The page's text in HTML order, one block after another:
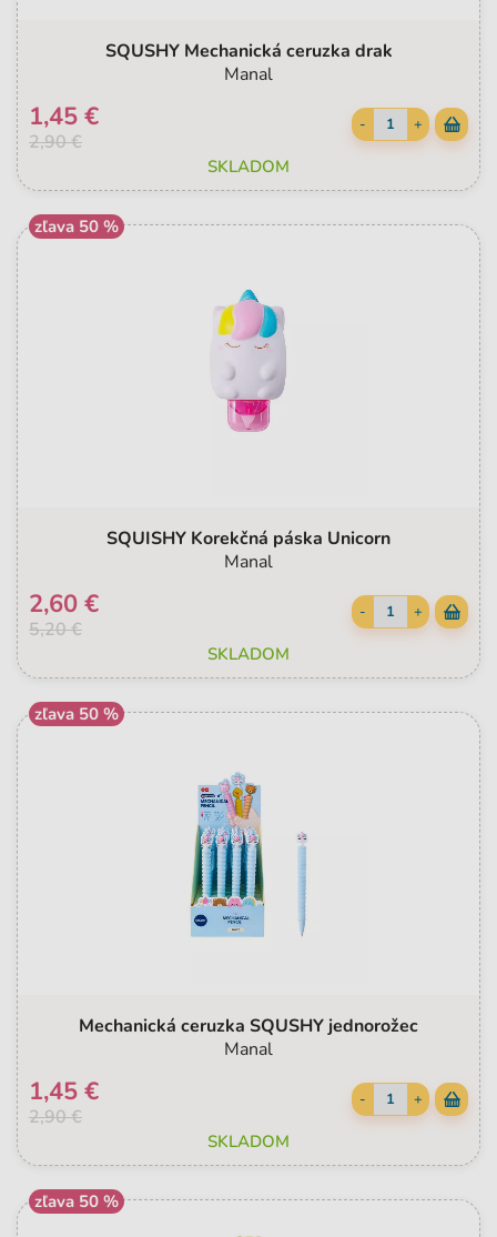
SQUSHY Mechanická ceruzka drak
Manal
2,90 €
1,45 € - +
SKLADOM
zľava 50 %
SQUISHY Korekčná páska Unicorn
Manal
5,20 €
2,60 € - +
SKLADOM
zľava 50 %
Mechanická ceruzka SQUSHY jednorožec
Manal
2,90 €
1,45 € - +
SKLADOM
zľava 50 %